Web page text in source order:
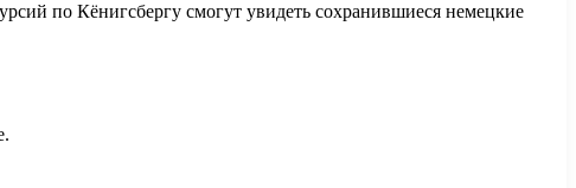
по Кёнигсбергу смогут увидеть сохранившиеся немецкие